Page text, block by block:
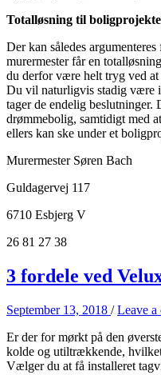
Totalløsning til
Der kan således
murermester får en
du derfor være helt tryg ved
Du vil naturligvis stadig være
tager de endelig beslutninger.
drømmebolig, samtidigt med
ellers kan ske under et
Murermester Søren Bach
Guldagervej 117
6710 Esbjerg V
26 81 27 38
3 fordele ved
September 13, 2018 /Leave a
Er der for mørkt på den
kolde og utiltrækkende,
Vælger du at få installeret